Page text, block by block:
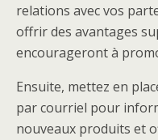
relations avec vos
offrir des avantages
encourageront à
Ensuite, mettez en
par courriel pour
nouveaux produits et